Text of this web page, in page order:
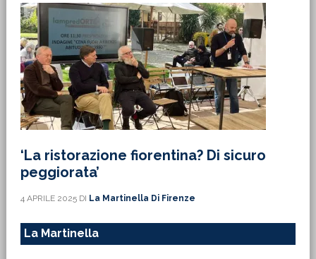
‘La ristorazione fiorentina? Di sicuro
peggiorata’
4 APRILE 2025DI La Martinella Di Firenze
La Martinella